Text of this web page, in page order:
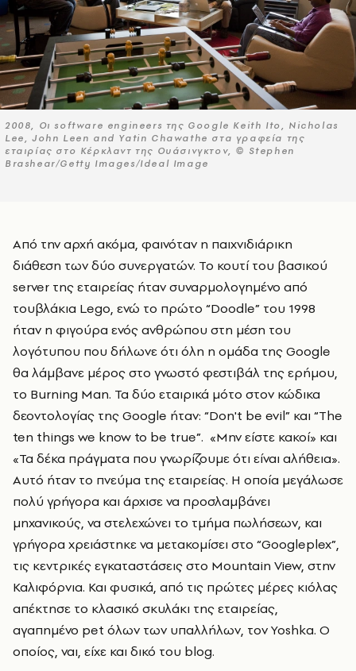
2008, Οι software engineers της Google Keith Ito, Nicholas
Lee, John Leen and Yatin Chawathe στα γραφεία της
εταιρίας στο Κέρκλαντ της Ουάσινγκτον, © Stephen
Brashear/Getty Images/Ideal Image
Από την αρχή ακόμα, φαινόταν η παιχνιδιάρικη
διάθεση των δύο συνεργατών. Το κουτί του βασικού
server της εταιρείας ήταν συναρμολογημένο από
τουβλάκια Lego, ενώ το πρώτο “Doodle” του 1998
ήταν η φιγούρα ενός ανθρώπου στη μέση του
λογότυπου που δήλωνε ότι όλη η ομάδα της Google
θα λάμβανε μέρος στο γνωστό φεστιβάλ της ερήμου,
το Burning Man. Τα δύο εταιρικά μότο στον κώδικα
δεοντολογίας της Google ήταν: “Don't be evil” και “The
ten things we know to be true”. «Μην είστε κακοί» και
«Τα δέκα πράγματα που γνωρίζουμε ότι είναι αλήθεια».
Αυτό ήταν το πνεύμα της εταιρείας. Η οποία μεγάλωσε
πολύ γρήγορα και άρχισε να προσλαμβάνει
μηχανικούς, να στελεχώνει το τμήμα πωλήσεων, και
γρήγορα χρειάστηκε να μετακομίσει στο “Googleplex”,
τις κεντρικές εγκαταστάσεις στο Mountain View, στην
Καλιφόρνια. Και φυσικά, από τις πρώτες μέρες κιόλας
απέκτησε το κλασικό σκυλάκι της εταιρείας,
αγαπημένο pet όλων των υπαλλήλων, τον Yoshka. Ο
οποίος, ναι, είχε και δικό του blog.